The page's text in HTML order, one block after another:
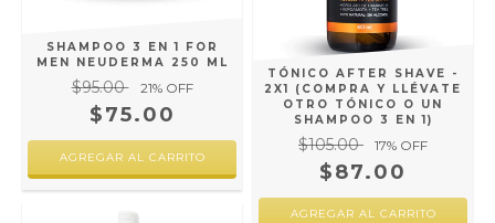
SHAMPOO 3 EN 1 FOR
MEN NEUDERMA 250 ML
$95.00 21% OFF
$75.00
TÓNICO AFTER SHAVE -
2X1 (COMPRA Y LLÉVATE
OTRO TÓNICO O UN
SHAMPOO 3 EN 1)
$105.00 17% OFF
$87.00